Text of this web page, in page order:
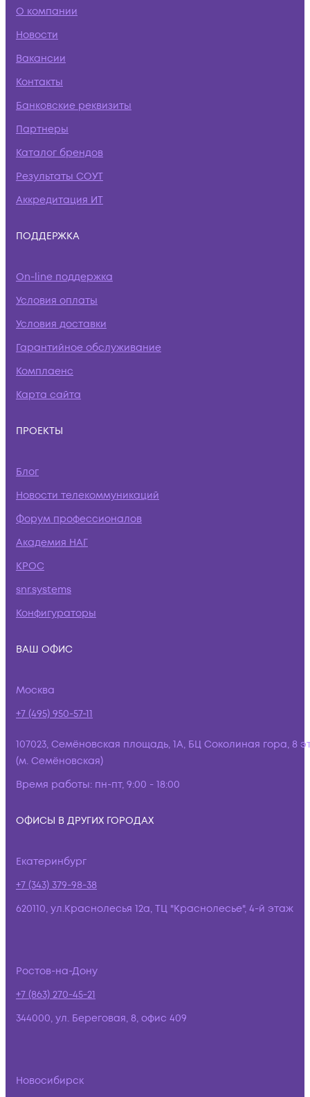
О компании
Новости
Вакансии
Контакты
Банковские реквизиты
Партнеры
Каталог брендов
Результаты СОУТ
Аккредитация ИТ
ПОДДЕРЖКА
On-line поддержка
Условия оплаты
Условия доставки
Гарантийное обслуживание
Комплаенс
Карта сайта
ПРОЕКТЫ
Блог
Новости телекоммуникаций
Форум профессионалов
Академия НАГ
КРОС
snr.systems
Конфигураторы
ВАШ ОФИС
Москва
+7 (495) 950-57-11
107023, Семёновская площадь, 1А, БЦ Соколиная гора, 8
(м. Семёновская)
Время работы: пн-пт, 9:00 - 18:00
ОФИСЫ В ДРУГИХ ГОРОДАХ
Екатеринбург
+7 (343) 379-98-38
620110, ул.Краснолесья 12а, ТЦ "Краснолесье", 4-й этаж
Ростов-на-Дону
+7 (863) 270-45-21
344000, ул. Береговая, 8, офис 409
Новосибирск